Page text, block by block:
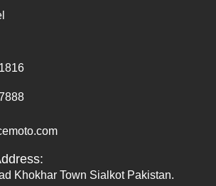
Khokhar Town Sialkot Pakistan.